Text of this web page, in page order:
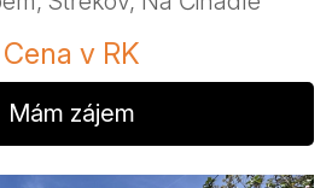
Cena v RK
Mám zájem